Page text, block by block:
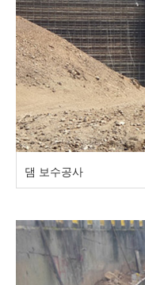
댐 보수공사